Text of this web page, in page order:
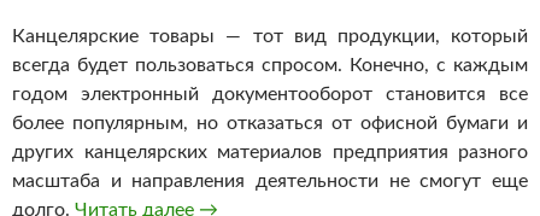
Канцелярские товары — тот вид продукции, который
всегда будет пользоваться спросом. Конечно, с каждым
годом электронный документооборот становится все
более популярным, но отказаться от офисной бумаги и
других канцелярских материалов предприятия разного
масштаба и направления деятельности не смогут еще
долго. Читать далее Продажа канцтоваров
→